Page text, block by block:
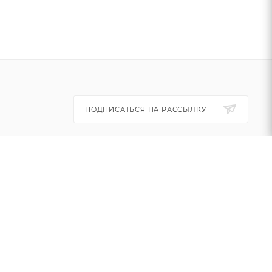
ПОДПИСАТЬСЯ НА РАССЫЛКУ